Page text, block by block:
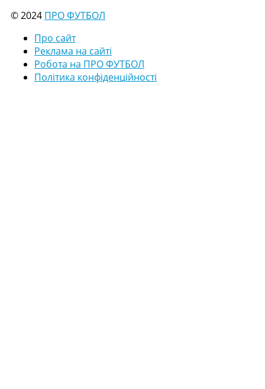
© 2024 ПРО ФУТБОЛ
Про сайт
Реклама на сайті
Робота на ПРО ФУТБОЛ
Політика конфіденційності